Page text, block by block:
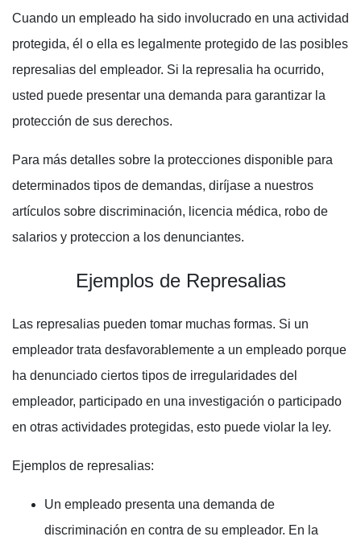
Cuando un empleado ha sido involucrado en una actividad
protegida, él o ella es legalmente protegido de las posibles
represalias del empleador. Si la represalia ha ocurrido,
usted puede presentar una demanda para garantizar la
protección de sus derechos.
Para más detalles sobre la protecciones disponible para
determinados tipos de demandas, diríjase a nuestros
artículos sobre discriminación, licencia médica, robo de
salarios y proteccion a los denunciantes.
Ejemplos de Represalias
Las represalias pueden tomar muchas formas. Si un
empleador trata desfavorablemente a un empleado porque
ha denunciado ciertos tipos de irregularidades del
empleador, participado en una investigación o participado
en otras actividades protegidas, esto puede violar la ley.
Ejemplos de represalias:
Un empleado presenta una demanda de
discriminación en contra de su empleador. En la